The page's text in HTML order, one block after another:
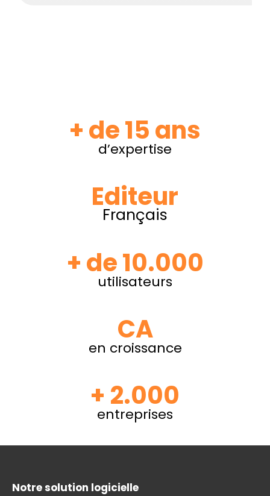
+ de 15 ans
d’expertise
Editeur
Français
+ de 10.000
utilisateurs
CA
en croissance
+ 2.000
entreprises
Notre solution logicielle